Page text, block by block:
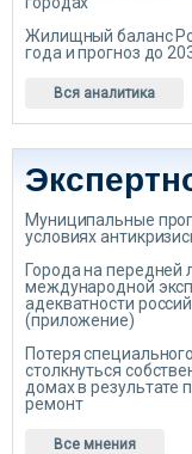
Жилищный баланс
года и прогноз до
Вся аналитика
Муниципальные
условиях
Города на передней
международной
адекватности
(приложение)
Потеря
столкнуться
домах в результате
ремонт
Все мнения